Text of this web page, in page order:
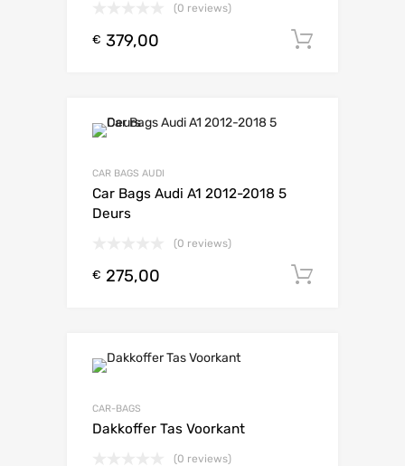
(0 reviews)
€ 379,00
CAR BAGS AUDI
Car Bags Audi A1 2012-2018 5
Deurs
(0 reviews)
€ 275,00
CAR-BAGS
Dakkoffer Tas Voorkant
(0 reviews)